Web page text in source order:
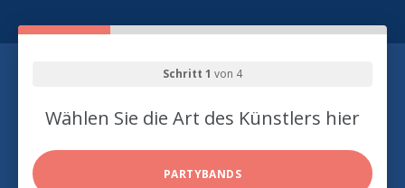
Schritt 1 von 4
Wählen Sie die Art des Künstlers hier
PARTYBANDS